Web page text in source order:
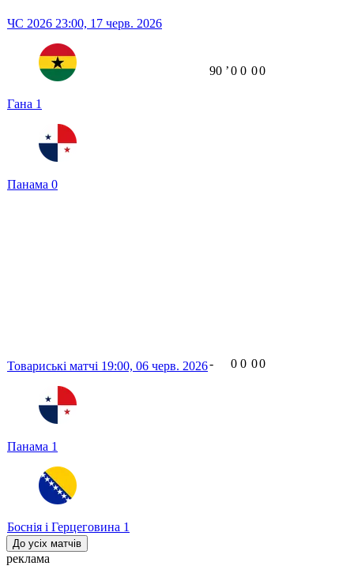
ЧС 2026 23:00, 17 черв. 2026
Гана 1
Панама 0
90 ʼ0 0 00
Товариські матчі 19:00, 06 черв. 2026
Панама 1
Боснія і Герцеговина 1
- 0 0 00
До усіх матчів
реклама